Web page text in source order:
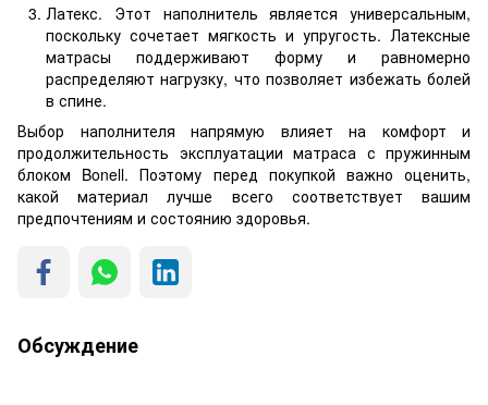
Латекс. Этот наполнитель является универсальным,
поскольку сочетает мягкость и упругость. Латексные
матрасы поддерживают форму и равномерно
распределяют нагрузку, что позволяет избежать болей
в спине.
Выбор наполнителя напрямую влияет на комфорт и
продолжительность эксплуатации матраса с пружинным
блоком Bonell. Поэтому перед покупкой важно оценить,
какой материал лучше всего соответствует вашим
предпочтениям и состоянию здоровья.
Обсуждение